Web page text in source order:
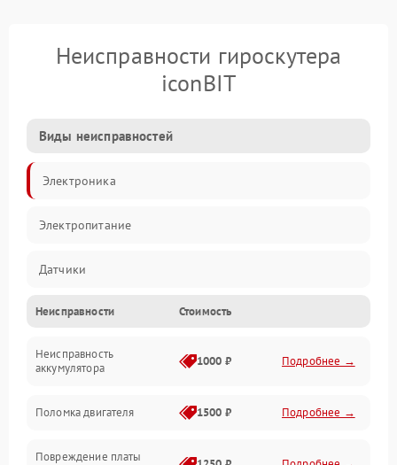
Неисправности гироскутера
iconBIT
Виды неисправностей
Электроника
Электропитание
Датчики
Привод
Механические повреждения
Неисправности Стоимость
Неисправность
аккумулятора
1000 ₽ Подробнее →
Поломка двигателя 1500 ₽ Подробнее →
Повреждение платы